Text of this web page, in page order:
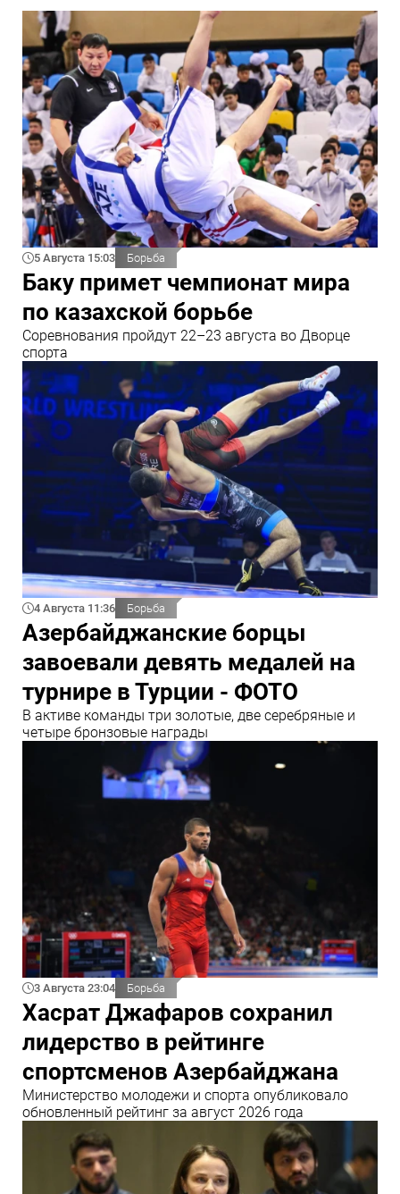
5 Августа 15:03 Борьба
Баку примет чемпионат мира
по казахской борьбе
Соревнования пройдут 22–23 августа во Дворце
спорта
4 Августа 11:36 Борьба
Азербайджанские борцы
завоевали девять медалей на
турнире в Турции - ФОТО
В активе команды три золотые, две серебряные и
четыре бронзовые награды
3 Августа 23:04 Борьба
Хасрат Джафаров сохранил
лидерство в рейтинге
спортсменов Азербайджана
Министерство молодежи и спорта опубликовало
обновленный рейтинг за август 2026 года